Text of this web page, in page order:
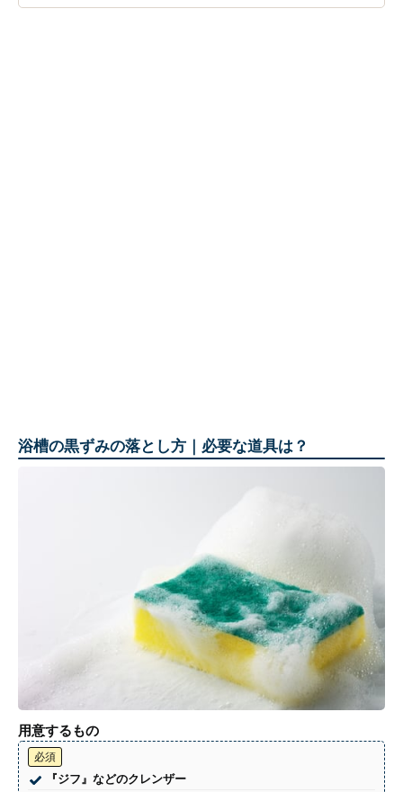
浴槽の黒ずみの落とし方｜必要な道具は？
用意するもの
必須
『ジフ』などのクレンザー